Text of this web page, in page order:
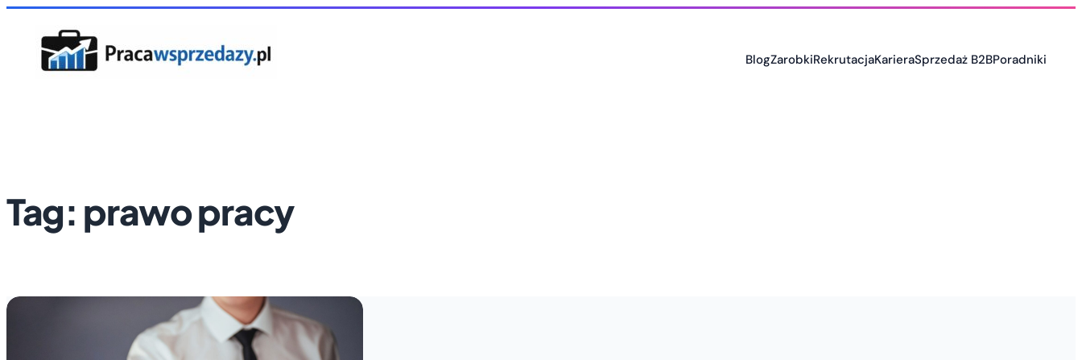
BlogZarobkiRekrutacjaKarieraSprzedaż B2BPoradniki
Tag: prawo pracy